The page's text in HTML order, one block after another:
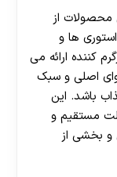
محصولات از
ها و
کننده ارائه می‌
اصلی و سبک
باشد. این
مستقیم و
و بخشی از